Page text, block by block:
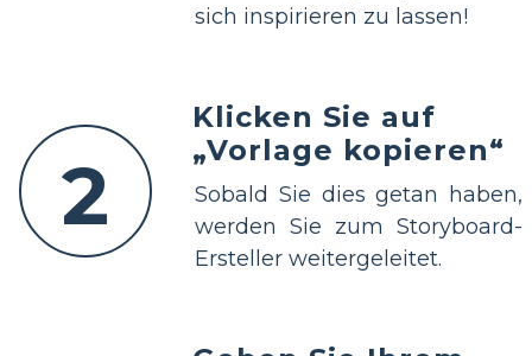
sich inspirieren zu lassen!
2
Klicken Sie auf
„Vorlage kopieren“
Sobald Sie dies getan haben,
werden Sie zum Storyboard-
Ersteller weitergeleitet.